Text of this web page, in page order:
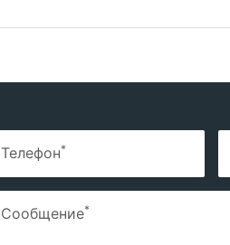
Телефон*
Сообщение*